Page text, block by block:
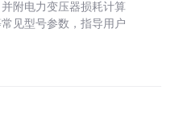
附电力变压器损耗计算
见型号参数，指导用户